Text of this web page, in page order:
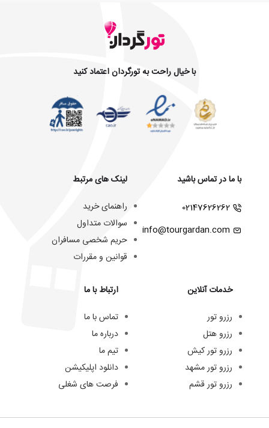
با خیال راحت به تورگردان اعتماد کنید
با ما در تماس باشید
02147626262
info@tourgardan.com
خدمات آنلاین
رزرو تور
رزرو هتل
رزرو تور کیش
رزرو تور مشهد
رزرو تور قشم
لینک های مرتبط
راهنمای خرید
سوالات متداول
حریم شخصی مسافران
قوانین و مقررات
ارتباط با ما
تماس با ما
درباره ما
تیم ما
دانلود اپلیکیشن
فرصت های شغلی